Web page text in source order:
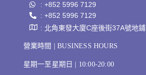
: +852 5996 7129
: +852 5996 7129
: 北角東發大廈C座後街37A號地鋪
營業時間 | BUSINESS HOURS
星期一至星期日 | 10:00-20:00